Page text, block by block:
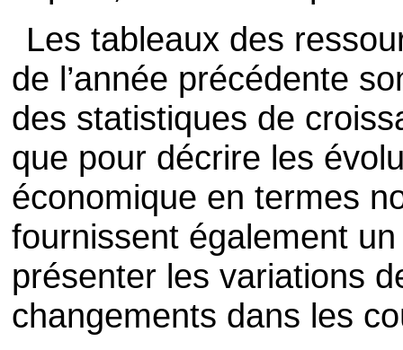
Les tableaux des
de l’année précédente
des statistiques de
que pour décrire les
économique en termes
fournissent également
présenter les variations
changements dans les